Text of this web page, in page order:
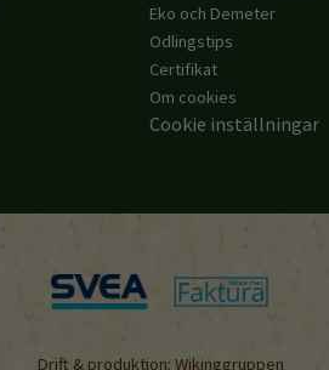
Eko och Demeter
Odlingstips
Certifikat
Om cookies
Cookie inställningar
Drift & produktion: Wikinggruppen